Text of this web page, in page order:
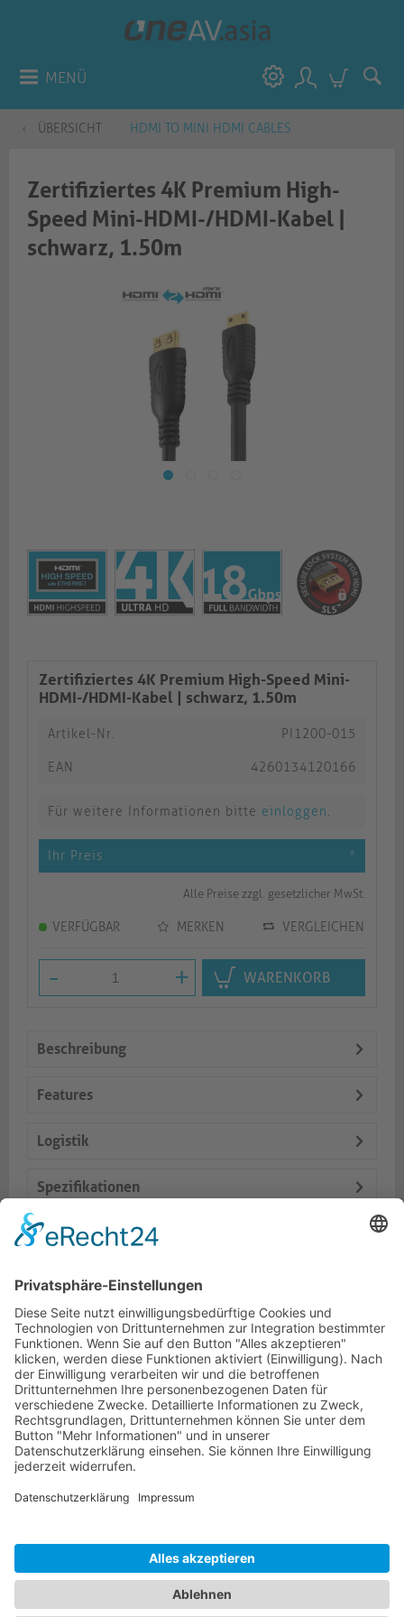
MENÜ
ÜBERSICHT HDMI TO MINI HDMI CABLES
Zertifiziertes 4K Premium High-
Speed Mini-HDMI-/HDMI-Kabel |​​
schwarz, 1.50m​​​​​
Zertifiziertes 4K Premium High-Speed Mini-
HDMI-/HDMI-Kabel |​​ schwarz, 1.50m​​​​​
Artikel-Nr. PI1200-015
EAN 4260134120166
Für weitere Informationen bitte einloggen.
Ihr Preis *
Alle Preise zzgl. gesetzlicher MwSt.
VERFÜGBAR MERKEN VERGLEICHEN
- + WARENKORB
Beschreibung
Features
Logistik
Spezifikationen
Lieferumfang
Dokumente
Ähnliche Artikel
HOTLINE
ONEAV.EU
NEWSLETTER